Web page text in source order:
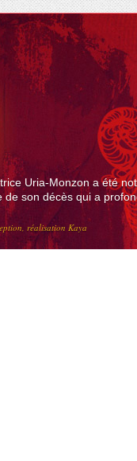
Uria-Monzon a été
de son décès qui a
réalisation Kaya